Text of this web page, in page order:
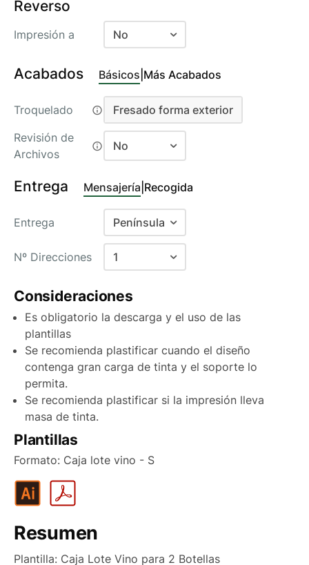
Reverso
Impresión a
No
1 Cara
Acabados Básicos Más Acabados
Troquelado
Fresado forma exterior
Fresado forma exterior
Revisión de
Archivos
No
Si
Entrega Mensajería Recogida
Entrega
Península
Baleares
Canarias Aéreo
Canarias Marítimo
Península
Península antes de las 15:00
Portugal
Andorra
Nº Direcciones 1
1
2
3
4
5
Consideraciones
Es obligatorio la descarga y el uso de las
plantillas
Se recomienda plastificar cuando el diseño
contenga gran carga de tinta y el soporte lo
permita.
Se recomienda plastificar si la impresión lleva
masa de tinta.
Plantillas
Formato: Caja lote vino - S
Resumen
Plantilla: Caja Lote Vino para 2 Botellas